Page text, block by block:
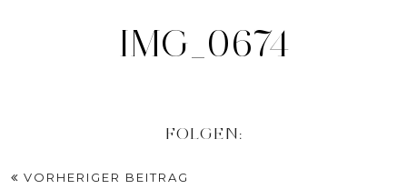
IMG_0674
FOLGEN:
VORHERIGER BEITRAG